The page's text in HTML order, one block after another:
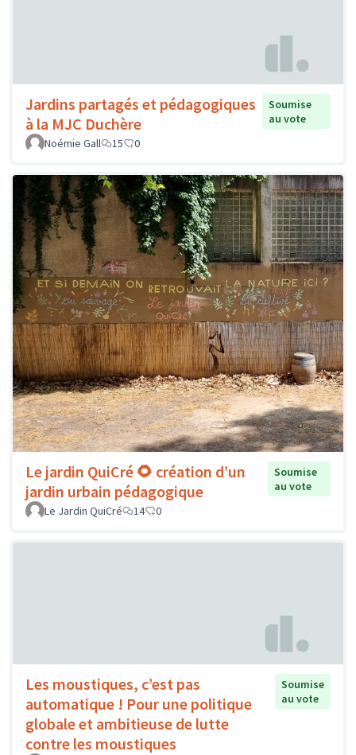
Jardins partagés et pédagogiques
à la MJC Duchère
Soumise
au vote
Noémie Gall
15 0
Le jardin QuiCré 🌻 création d’un
jardin urbain pédagogique
Soumise
au vote
Le Jardin QuiCré
14 0
Les moustiques, c’est pas
automatique ! Pour une politique
globale et ambitieuse de lutte
contre les moustiques
Soumise
au vote